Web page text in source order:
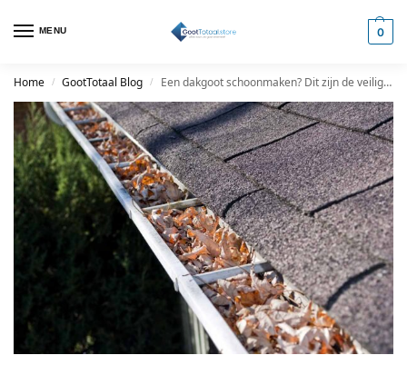
MENU 0
Home / GootTotaal Blog / Een dakgoot schoonmaken? Dit zijn de veiligheidsrichtlijnen voor het reinigen van dakgoten